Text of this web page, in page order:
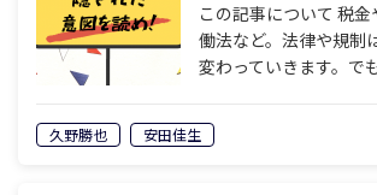
この記事について 税
働法など。法律や規制
変わっていきます。で
意図があります。誰が
を持って、ルールを書
久野勝也 安田佳生